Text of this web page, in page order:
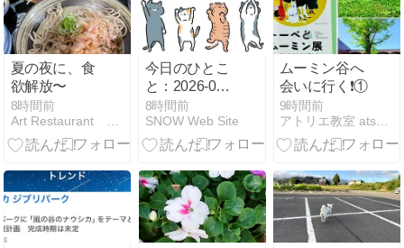
夏の夜に、食
欲解放〜
8時間前
今日のひとこ
と：2026-08-
08 -世界猫の
日-
8時間前
SNOW Web Site
ムーミン谷へ
会いに行く❗️①
9時間前
アトリエ教室 atsuseko 幸せの階段へ